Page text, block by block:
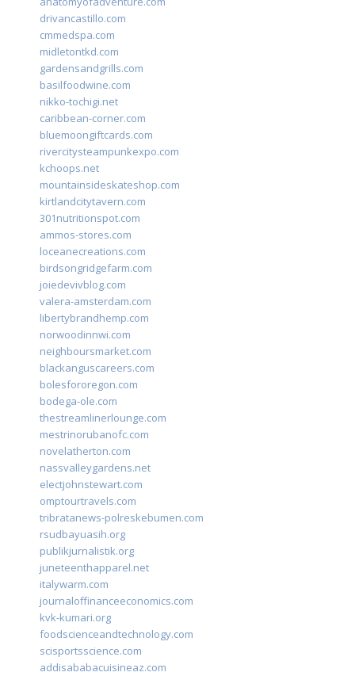
drivancastillo.com
cmmedspa.com
midletontkd.com
gardensandgrills.com
basilfoodwine.com
nikko-tochigi.net
caribbean-corner.com
bluemoongiftcards.com
rivercitysteampunkexpo.com
kchoops.net
mountainsideskateshop.com
kirtlandcitytavern.com
301nutritionspot.com
ammos-stores.com
loceanecreations.com
birdsongridgefarm.com
joiedevivblog.com
valera-amsterdam.com
libertybrandhemp.com
norwoodinnwi.com
neighboursmarket.com
blackanguscareers.com
bolesfororegon.com
bodega-ole.com
thestreamlinerlounge.com
mestrinorubanofc.com
novelatherton.com
nassvalleygardens.net
electjohnstewart.com
omptourtravels.com
tribratanews-polreskebumen.com
rsudbayuasih.org
publikjurnalistik.org
juneteenthapparel.net
italywarm.com
journaloffinanceeconomics.com
kvk-kumari.org
foodscienceandtechnology.com
scisportsscience.com
addisababacuisineaz.com